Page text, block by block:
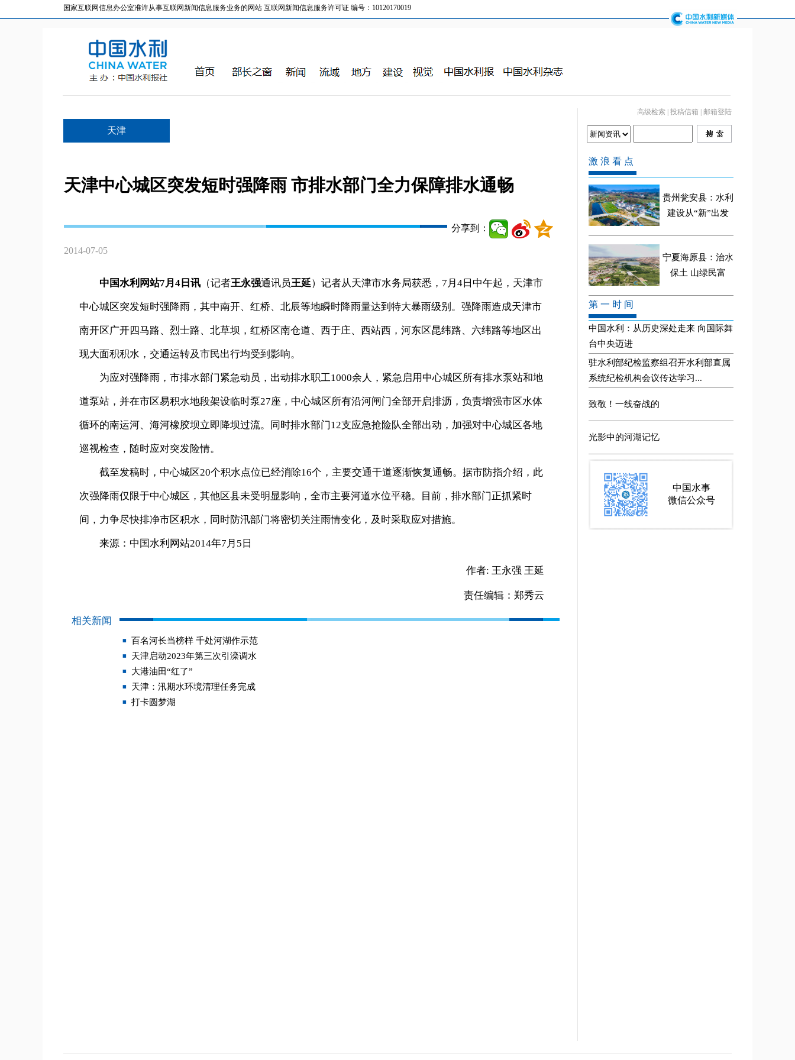
国家互联网信息办公室准许从事互联网新闻信息服务业务的网站 互联网新闻信息服务许可证 编号：10120170019
天津
高级检索 投稿信箱 邮箱登陆
天津中心城区突发短时强降雨 市排水部门全力保障排水通畅
分享到：
2014-07-05
中国水利网站7月4日讯 （记者王永强通讯员王延）记者从天津市水务局获悉，7月4日中午起，天津市
中心城区突发短时强降雨，其中南开、红桥、北辰等地瞬时降雨量达到特大暴雨级别。强降雨造成天津市
南开区广开四马路、烈士路、北草坝，红桥区南仓道、西于庄、西站西，河东区昆纬路、六纬路等地区出
现大面积积水，交通运转及市民出行均受到影响。
为应对强降雨，市排水部门紧急动员，出动排水职工1000余人，紧急启用中心城区所有排水泵站和地
道泵站，并在市区易积水地段架设临时泵27座，中心城区所有沿河闸门全部开启排沥，负责增强市区水体
循环的南运河、海河橡胶坝立即降坝过流。同时排水部门12支应急抢险队全部出动，加强对中心城区各地
巡视检查，随时应对突发险情。
截至发稿时，中心城区20个积水点位已经消除16个，主要交通干道逐渐恢复通畅。据市防指介绍，此
次强降雨仅限于中心城区，其他区县未受明显影响，全市主要河道水位平稳。目前，排水部门正抓紧时
间，力争尽快排净市区积水，同时防汛部门将密切关注雨情变化，及时采取应对措施。
来源：中国水利网站2014年7月5日
作者: 王永强 王延
责任编辑：郑秀云
相关新闻
百名河长当榜样 千处河湖作示范
天津启动2023年第三次引滦调水
大港油田“红了”
天津：汛期水环境清理任务完成
打卡圆梦湖